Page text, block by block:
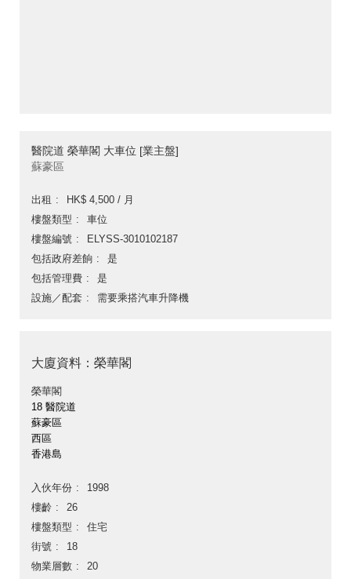
醫院道 榮華閣 大車位 [業主盤]
蘇豪區
出租
HK$ 4,500 / 月
樓盤類型
車位
樓盤編號
ELYSS-3010102187
包括政府差餉
是
包括管理費
是
設施／配套
需要乘搭汽車升降機
大廈資料：榮華閣
榮華閣
18 醫院道
蘇豪區
西區
香港島
入伙年份
1998
樓齡
26
樓盤類型
住宅
街號
18
物業層數
20